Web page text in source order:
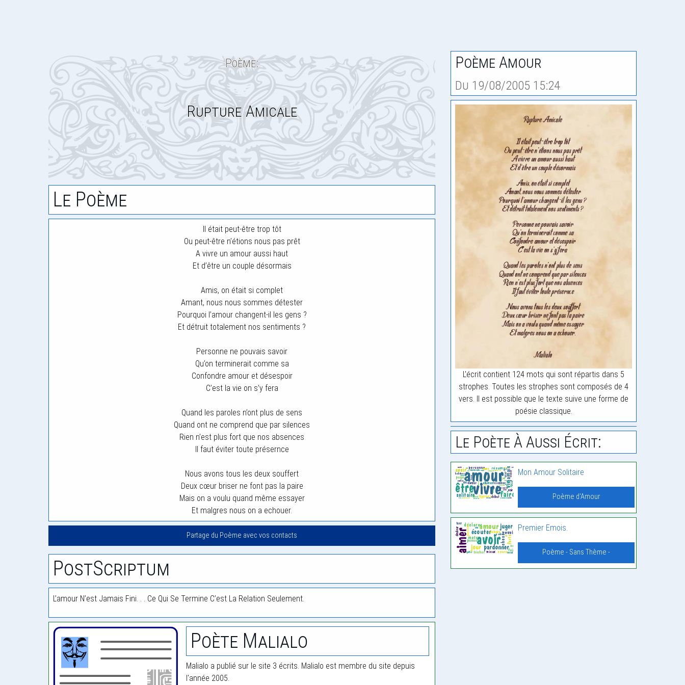
Poème:
Rupture Amicale
Le Poème
Il était peut-être trop tôt
Ou peut-être n’étions nous pas prêt
A vivre un amour aussi haut
Et d’être un couple désormais
Amis, on était si complet
Amant, nous nous sommes détester
Pourquoi l’amour changent-il les gens ?
Et détruit totalement nos sentiments ?
Personne ne pouvais savoir
Qu’on terminerait comme sa
Confondre amour et désespoir
C’est la vie on s’y fera
Quand les paroles n’ont plus de sens
Quand ont ne comprend que par silences
Rien n’est plus fort que nos absences
Il faut éviter toute présernce
Nous avons tous les deux souffert
Deux cœur briser ne font pas la paire
Mais on a voulu quand même essayer
Et malgres nous on a echouer.
Partage du Poème avec vos contacts
PostScriptum
L’amour N’est Jamais Fini. . . Ce Qui Se Termine C’est La Relation Seulement.
Poète Malialo
Malialo a publié sur le site 3 écrits. Malialo est membre du site depuis
l'année 2005.
Poème Amour
Du 19/08/2005 15:24
L'écrit contient 124 mots qui sont répartis dans 5
strophes. Toutes les strophes sont composés de 4
vers. Il est possible que le texte suive une forme de
poésie classique.
Le Poète À Aussi Écrit:
Mon Amour Solitaire
Poème d'Amour
Premier Emois.
Poème - Sans Thème -